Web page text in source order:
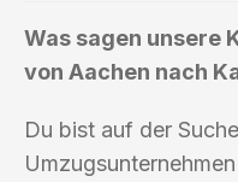
Was sagen unsere
von Aachen nach
Du bist auf der